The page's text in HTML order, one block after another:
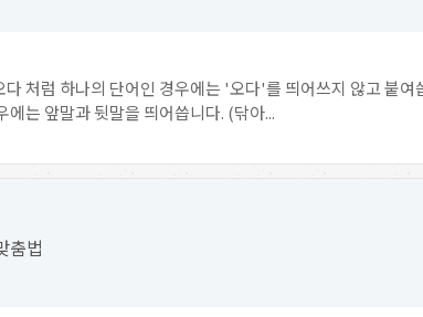
처럼 하나의 단어인 경우에는 '오다'를 띄어쓰지 않고 붙
에는 앞말과 뒷말을 띄어씁니다. (닦아...
춤법